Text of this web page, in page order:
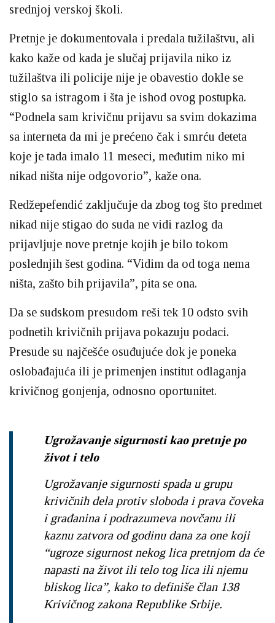
srednjoj verskoj školi.
Pretnje je dokumentovala i predala tužilaštvu, ali
kako kaže od kada je slučaj prijavila niko iz
tužilaštva ili policije nije je obavestio dokle se
stiglo sa istragom i šta je ishod ovog postupka.
“Podnela sam krivičnu prijavu sa svim dokazima
sa interneta da mi je prećeno čak i smrću deteta
koje je tada imalo 11 meseci, međutim niko mi
nikad ništa nije odgovorio”, kaže ona.
Redžepefendić zaključuje da zbog tog što predmet
nikad nije stigao do suda ne vidi razlog da
prijavljuje nove pretnje kojih je bilo tokom
poslednjih šest godina. “Vidim da od toga nema
ništa, zašto bih prijavila”, pita se ona.
Da se sudskom presudom reši tek 10 odsto svih
podnetih krivičnih prijava pokazuju podaci.
Presude su najčešće osuđujuće dok je poneka
oslobađajuća ili je primenjen institut odlaganja
krivičnog gonjenja, odnosno oportunitet.
Ugrožavanje sigurnosti kao pretnje po
život i telo
Ugrožavanje sigurnosti spada u grupu
krivičnih dela protiv sloboda i prava čoveka
i građanina i podrazumeva novčanu ili
kaznu zatvora od godinu dana za one koji
“ugroze sigurnost nekog lica pretnjom da će
napasti na život ili telo tog lica ili njemu
bliskog lica”, kako to definiše član 138
Krivičnog zakona Republike Srbije.